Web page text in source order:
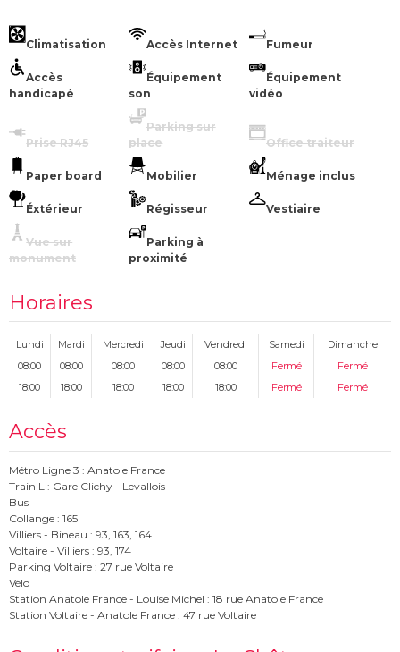
Climatisation Accès Internet Fumeur
Accès
handicapé
Équipement
son
Équipement
vidéo
Prise RJ45
Parking sur
place
Office traiteur
Paper board Mobilier Ménage inclus
Éxtérieur Régisseur Vestiaire
Vue sur
monument
Parking à
proximité
Horaires
Lundi Mardi Mercredi Jeudi Vendredi Samedi
Dimanche
08:00
08:00 08:00 08:00 08:00 Fermé
Fermé
18:00
18:00 18:00 18:00 18:00 Fermé Fermé
Accès
Métro Ligne 3 : Anatole France
Train L : Gare Clichy - Levallois
Bus
Collange : 165
Villiers - Bineau : 93, 163, 164
Voltaire - Villiers : 93, 174
Parking Voltaire : 27 rue Voltaire
Vélo
Station Anatole France - Louise Michel : 18 rue Anatole France
Station Voltaire - Anatole France : 47 rue Voltaire